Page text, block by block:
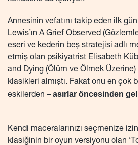
Annesinin vefatını takip eden ilk
Lewis’ın A Grief Observed
eseri ve kederin beş stratejisi adlı
etmiş olan psikiyatrist Elisabeth
and Dying (Ölüm ve Ölmek Üzerine)
klasikleri almıştı. Fakat onu en çok
eskilerden – asırlar öncesinden
Kendi maceralarınızı seçmenize
klasiğinin bir oyun versiyonu olan